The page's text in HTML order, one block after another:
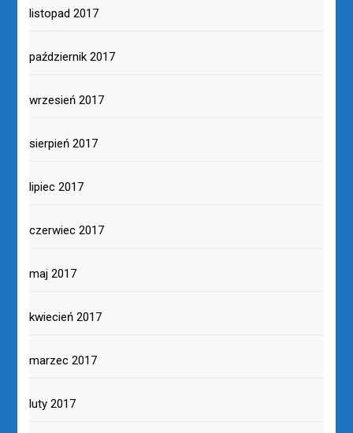
listopad 2017
październik 2017
wrzesień 2017
sierpień 2017
lipiec 2017
czerwiec 2017
maj 2017
kwiecień 2017
marzec 2017
luty 2017